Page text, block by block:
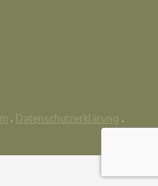
. Datenschutzerklärung .